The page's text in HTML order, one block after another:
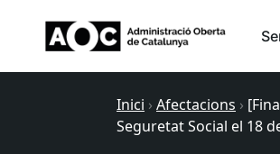
Inici › Afectacions ›
Seguretat Social el 18